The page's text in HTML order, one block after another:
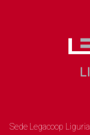
Sede Legacoop Liguria